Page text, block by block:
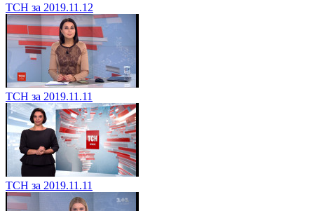
ТСН за 2019.11.12
ТСН за 2019.11.11
ТСН за 2019.11.11